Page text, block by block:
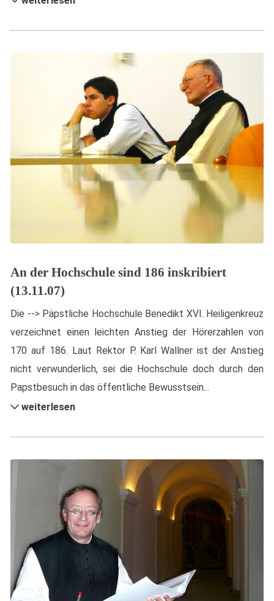
An der Hochschule sind 186 inskribiert
(13.11.07)
Die --> Päpstliche Hochschule Benedikt XVI. Heiligenkreuz
verzeichnet einen leichten Anstieg der Hörerzahlen von
170 auf 186. Laut Rektor P. Karl Wallner ist der Anstieg
nicht verwunderlich, sei die Hochschule doch durch den
Papstbesuch in das öffentliche Bewusstsein...
weiterlesen